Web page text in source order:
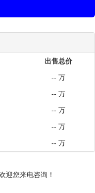
出售总价
-- 万
-- 万
-- 万
-- 万
-- 万
迎您来电咨询！